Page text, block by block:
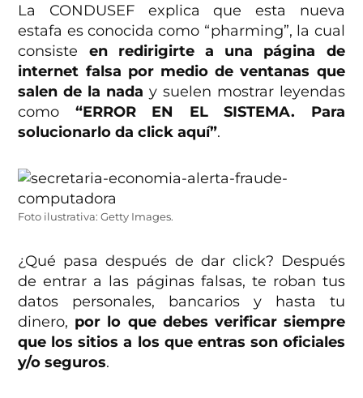
La CONDUSEF explica que esta nueva
estafa es conocida como “pharming”, la cual
consiste en redirigirte a una página de
internet falsa por medio de ventanas que
salen de la nada y suelen mostrar leyendas
como “ERROR EN EL SISTEMA. Para
solucionarlo da click aquí”.
Foto ilustrativa: Getty Images.
¿Qué pasa después de dar click? Después
de entrar a las páginas falsas, te roban tus
datos personales, bancarios y hasta tu
dinero, por lo que debes verificar siempre
que los sitios a los que entras son oficiales
y/o seguros.